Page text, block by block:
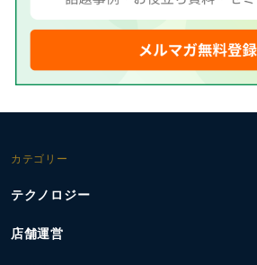
カテゴリー
テクノロジー
店舗運営